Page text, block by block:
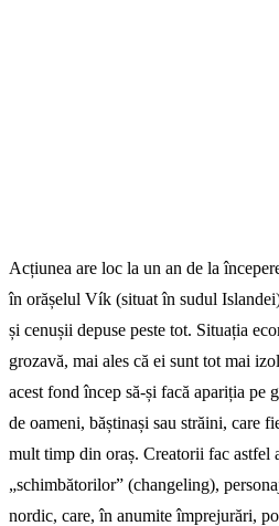
Acțiunea are loc la un an de la
în orășelul Vík (situat în sudul
și cenușii depuse peste tot. Situația
grozavă, mai ales că ei sunt tot mai
acest fond încep să-și facă apariția pe
de oameni, băștinași sau străini, care
mult timp din oraș. Creatorii fac astfel
„schimbătorilor” (changeling),
nordic, care, în anumite împrejurări,